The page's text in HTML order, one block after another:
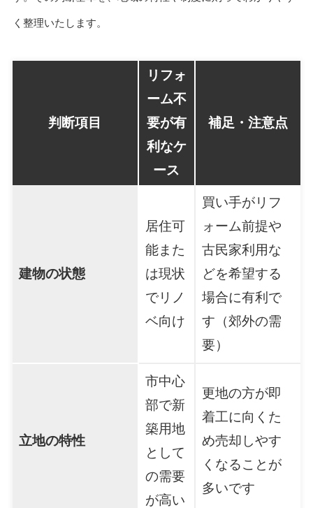
く整理いたします。
判断項目
リフォ
ーム不
要が有
利なケ
ース
補足・注意点
建物の状態
居住可
能また
は現状
でリノ
ベ向け
買い手がリフ
ォーム前提や
古民家利用な
どを希望する
場合に有利で
す（郊外の需
要）
立地の特性
市中心
部で新
築用地
として
の需要
が高い
更地の方が即
着工に向くた
め売却しやす
くなることが
多いです